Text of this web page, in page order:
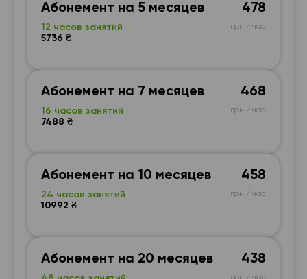
Абонемент на 5 месяцев
12 часов занятий
5736 ₴
478
грн / час
Абонемент на 7 месяцев
16 часов занятий
7488 ₴
468
грн / час
Абонемент на 10 месяцев
24 часов занятий
10992 ₴
458
грн / час
Абонемент на 20 месяцев 438